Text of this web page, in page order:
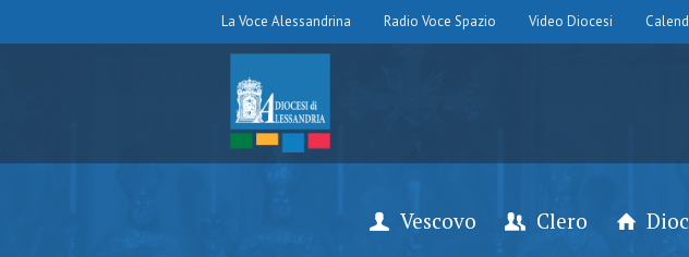
La Voce Alessandrina Radio Voce Spazio Video Diocesi
Vescovo Clero